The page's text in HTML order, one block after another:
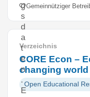
g
s
d
a
t
e
n
.
E
Gemeinnütziger
Verzeichnis
CORE Econ –
changing world
Open Educational